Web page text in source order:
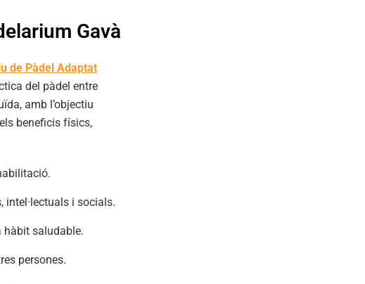
Gavà
de Pàdel Adaptat
del pàdel entre
amb l’objectiu
beneficis físics,
intel·lectuals i socials.
hàbit saludable.
persones.